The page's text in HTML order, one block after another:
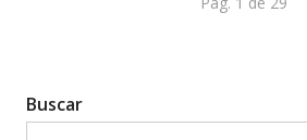
Buscar